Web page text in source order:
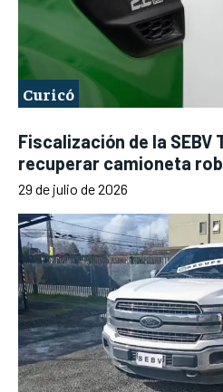
Curicó
Fiscalización de la SEBV
recuperar camioneta
29 de julio de 2026